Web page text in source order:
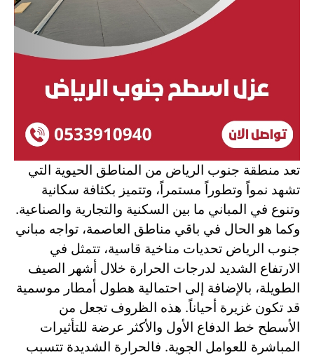
تعد منطقة جنوب الرياض من المناطق الحيوية التي
تشهد نمواً وتطوراً مستمراً، وتتميز بكثافة سكانية
وتنوع في المباني ما بين السكنية والتجارية والصناعية.
وكما هو الحال في باقي مناطق العاصمة، تواجه مباني
جنوب الرياض تحديات مناخية قاسية، تتمثل في
الارتفاع الشديد لدرجات الحرارة خلال أشهر الصيف
الطويلة، بالإضافة إلى احتمالية هطول أمطار موسمية
قد تكون غزيرة أحياناً. هذه الظروف تجعل من
الأسطح خط الدفاع الأول والأكثر عرضة للتأثيرات
المباشرة للعوامل الجوية. فالحرارة الشديدة تتسبب